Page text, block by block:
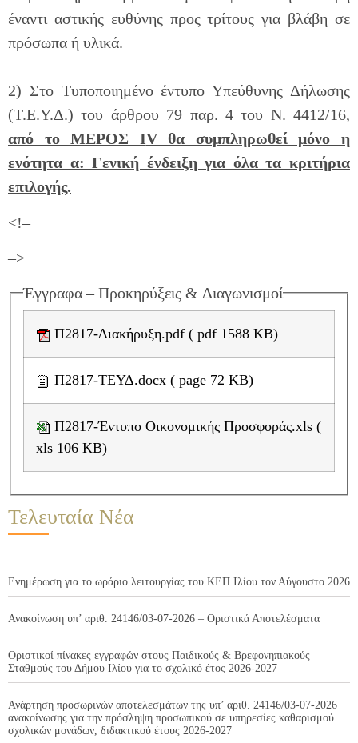
έναντι αστικής ευθύνης προς τρίτους για βλάβη σε
πρόσωπα ή υλικά.
2) Στο Τυποποιημένο έντυπο Υπεύθυνης Δήλωσης
(Τ.Ε.Υ.Δ.) του άρθρου 79 παρ. 4 του Ν. 4412/16,
από το ΜΕΡΟΣ ΙV θα συμπληρωθεί μόνο η
ενότητα α: Γενική ένδειξη για όλα τα κριτήρια
επιλογής.
<!–
–>
Έγγραφα – Προκηρύξεις & Διαγωνισμοί
Π2817-Διακήρυξη.pdf ( pdf 1588 KB)
Π2817-ΤΕΥΔ.docx ( page 72 KB)
xls 106 KB)
Τελευταία Νέα
Ενημέρωση για το ωράριο λειτουργίας του ΚΕΠ Ιλίου τον Αύγουστο 2026
Ανακοίνωση υπ’ αριθ. 24146/03-07-2026 – Οριστικά Αποτελέσματα
Οριστικοί πίνακες εγγραφών στους Παιδικούς & Βρεφονηπιακούς
Σταθμούς του Δήμου Ιλίου για το σχολικό έτος 2026-2027
Ανάρτηση προσωρινών αποτελεσμάτων της υπ’ αριθ. 24146/03-07-2026
ανακοίνωσης για την πρόσληψη προσωπικού σε υπηρεσίες καθαρισμού
σχολικών μονάδων, διδακτικού έτους 2026-2027